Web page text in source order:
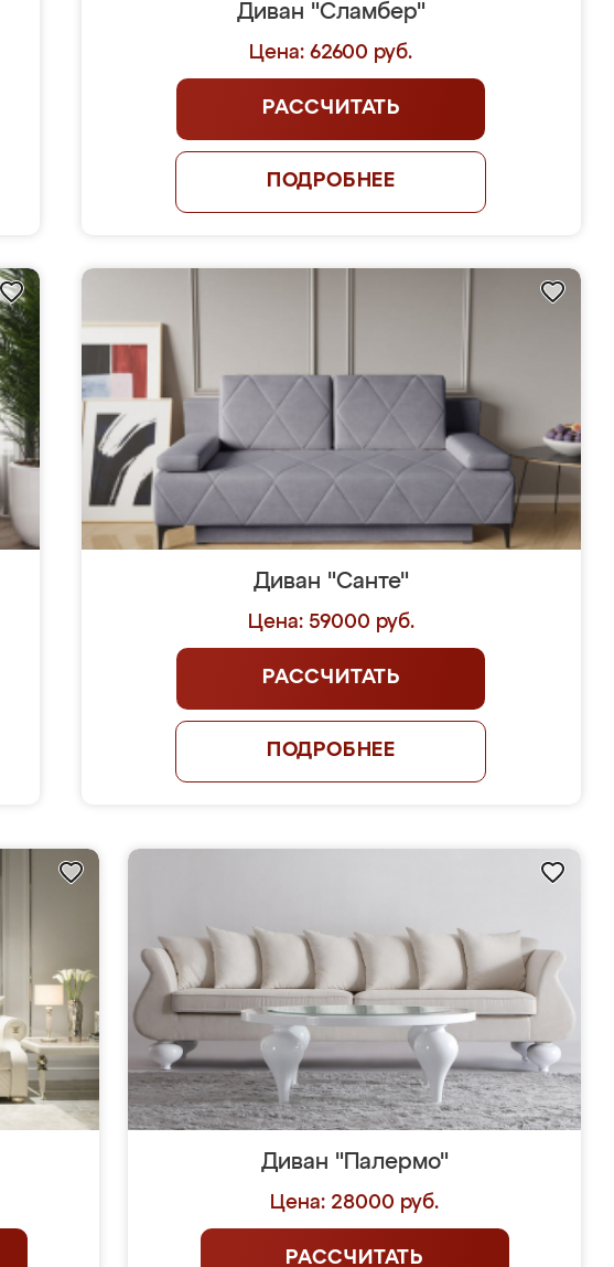
Диван "Сламбер"
Цена: 62600 руб.
РАССЧИТАТЬ
ПОДРОБНЕЕ
Диван "Санте"
Цена: 59000 руб.
РАССЧИТАТЬ
ПОДРОБНЕЕ
Диван "Палермо"
Цена: 28000 руб.
РАССЧИТАТЬ